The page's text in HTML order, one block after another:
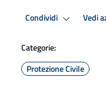
Condividi Vedi
Categorie:
Protezione Civile